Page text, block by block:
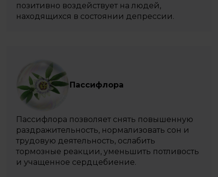
позитивно воздействует на людей,
находящихся в состоянии депрессии.
Пассифлора
Пассифлора позволяет снять повышенную
раздражительность, нормализовать сон и
трудовую деятельность, ослабить
тормозные реакции, уменьшить потливость
и учащенное сердцебиение.